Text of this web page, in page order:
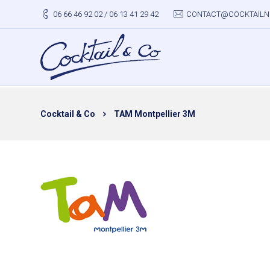
06 66 46 92 02/ 06 13 41 29 42
Cocktail & Co TAM Montpellier 3M